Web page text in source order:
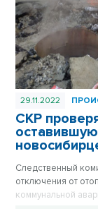
29.11.2022
СКР
Следственный
отключения от
коммунальной